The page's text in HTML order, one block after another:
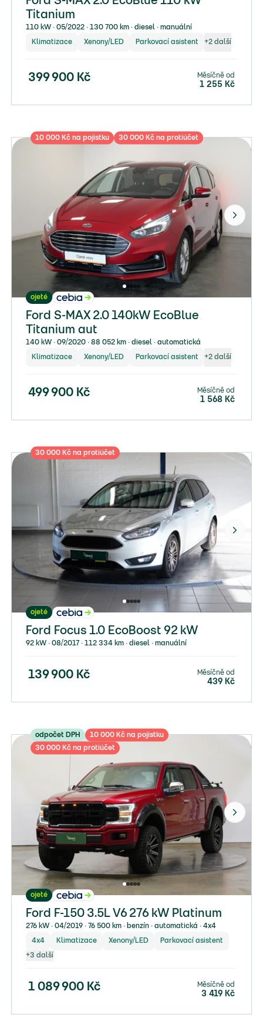
Titanium
110 kW ∙ 05/2022 ∙ 130 700 km ∙ diesel ∙ manuální
Klimatizace Xenony/LED Parkovací asistent +2 další
399 900 Kč Měsíčně od
1 255 Kč
10 000 Kč na pojistku 30 000 Kč na protiúčet
ojeté
Ford S-MAX 2.0 140kW EcoBlue
Titanium aut
140 kW ∙ 09/2020 ∙ 88 052 km ∙ diesel ∙ automatická
Klimatizace Xenony/LED Parkovací asistent +2 další
499 900 Kč Měsíčně od
1 568 Kč
30 000 Kč na protiúčet
ojeté
Ford Focus 1.0 EcoBoost 92 kW
92 kW ∙ 08/2017 ∙ 112 334 km ∙ diesel ∙ manuální
139 900 Kč Měsíčně od
439 Kč
odpočet DPH
10 000 Kč na pojistku
30 000 Kč na protiúčet
ojeté
Ford F-150 3.5L V6 276 kW Platinum
276 kW ∙ 04/2019 ∙ 76 500 km ∙ benzín ∙ automatická ∙ 4x4
4x4 Klimatizace Xenony/LED Parkovací asistent
+3 další
1 089 900 Kč Měsíčně od
3 419 Kč